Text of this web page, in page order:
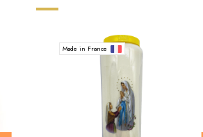
Made in France